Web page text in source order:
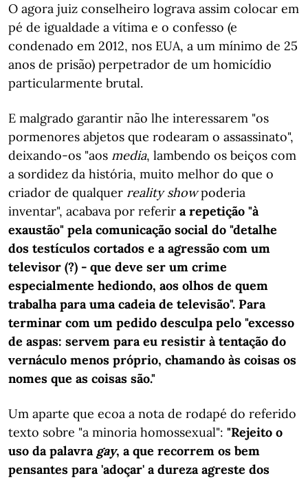
O agora juiz conselheiro lograva assim colocar em
pé de igualdade a vítima e o confesso (e
condenado em 2012, nos EUA, a um mínimo de 25
anos de prisão) perpetrador de um homicídio
particularmente brutal.
E malgrado garantir não lhe interessarem "os
pormenores abjetos que rodearam o assassinato",
deixando-os "aos media, lambendo os beiços com
a sordidez da história, muito melhor do que o
criador de qualquer reality showpoderia
inventar", acabava por referir a repetição "à
exaustão" pela comunicação social do "detalhe
dos testículos cortados e a agressão com um
televisor (?) - que deve ser um crime
especialmente hediondo, aos olhos de quem
trabalha para uma cadeia de televisão". Para
terminar com um pedido desculpa pelo "excesso
de aspas: servem para eu resistir à tentação do
vernáculo menos próprio, chamando às coisas os
nomes que as coisas são."
Um aparte que ecoa a nota de rodapé do referido
texto sobre "a minoria homossexual": "Rejeito o
uso da palavra gay, a que recorrem os bem
pensantes para 'adoçar' a dureza agreste dos